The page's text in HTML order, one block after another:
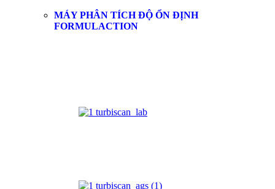
MÁY PHÂN TÍCH ĐỘ ỔN ĐỊNH
FORMULACTION